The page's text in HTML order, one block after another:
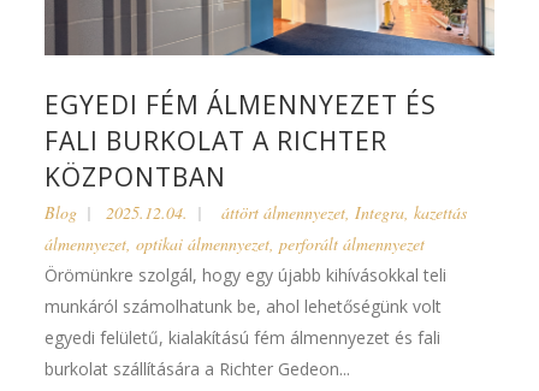
EGYEDI FÉM ÁLMENNYEZET ÉS
FALI BURKOLAT A RICHTER
KÖZPONTBAN
Blog 2025.12.04. áttört álmennyezet,Integra,kazettás
álmennyezet,optikai álmennyezet,perforált álmennyezet
Örömünkre szolgál, hogy egy újabb kihívásokkal teli
munkáról számolhatunk be, ahol lehetőségünk volt
egyedi felületű, kialakítású fém álmennyezet és fali
burkolat szállítására a Richter Gedeon...